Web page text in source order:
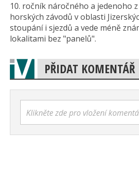
10. ročník náročného a jedenoho
horských závodů v oblasti
stoupání i sjezdů a vede méně
lokalitami bez "panelů".
PŘIDAT KOMENTÁŘ
Klikněte zde pro vložení